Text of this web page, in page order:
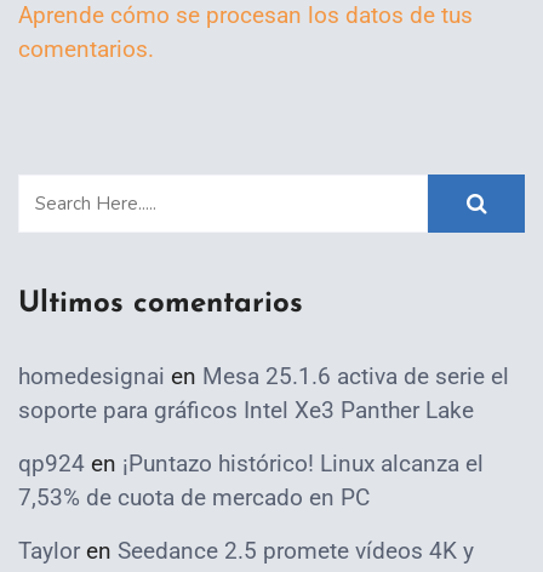
Aprende cómo se procesan los datos de tus
comentarios.
Ultimos comentarios
homedesignai en Mesa 25.1.6 activa de serie el
soporte para gráficos Intel Xe3 Panther Lake
qp924 en ¡Puntazo histórico! Linux alcanza el
7,53% de cuota de mercado en PC
Taylor en Seedance 2.5 promete vídeos 4K y